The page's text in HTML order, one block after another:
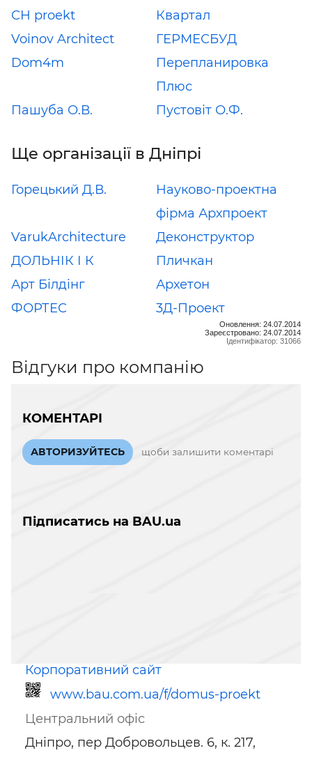
СН proekt
Квартал
Voinov Architect
ГЕРМЕСБУД
Dom4m
Перепланировка
Плюс
Пашуба О.В.
Пустовіт О.Ф.
Ще організації в Дніпрі
Горецький Д.В.
Науково-проектна
фірма Архпроект
VarukArchitecture
Деконструктор
ДОЛЬНІК І К
Пличкан
Арт Білдінг
Архетон
ФОРТЕС
3Д-Проект
Оновлення: 24.07.2014
Зареєстровано: 24.07.2014
Ідентифікатор: 31066
Відгуки про компанію
КОМЕНТАРІ
АВТОРИЗУЙТЕСЬ щоби залишити коментарі
Підписатись на BAU.ua
Корпоративний сайт
www.bau.com.ua/f/domus-proekt
Центральний офіс
Дніпро, пер Добровольцев. 6, к. 217,